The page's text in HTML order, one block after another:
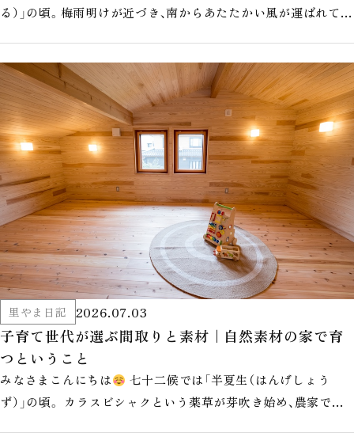
る）」の頃。梅雨明けが近づき、南からあたたかい風が運ばれてく
里やま日記 2026.07.03
子育て世代が選ぶ間取りと素材｜自然素材の家で育
つということ
みなさまこんにちは
七十二候では「半夏生（はんげしょう
ず）」の頃。 カラスビシャクという薬草が芽吹き始め、農家では